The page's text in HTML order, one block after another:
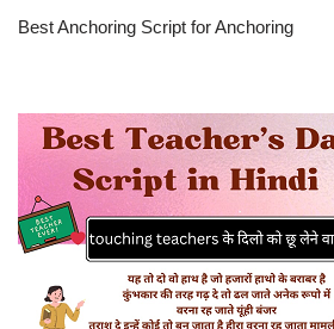
Best Anchoring Script for Anchoring